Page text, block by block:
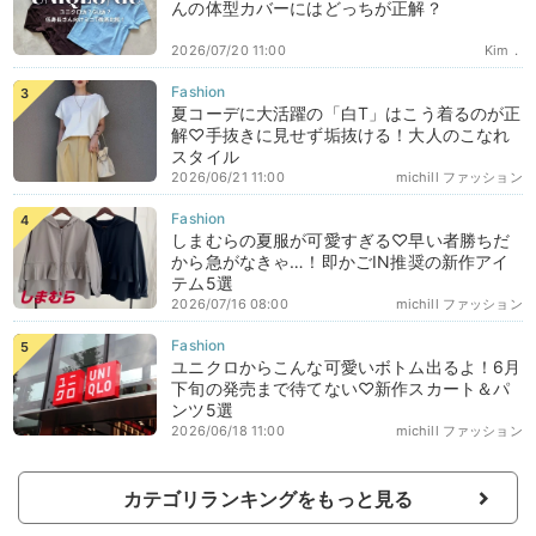
んの体型カバーにはどっちが正解？
Kim．
2026/07/20 11:00
夏コーデに大活躍の「白T」はこう着るのが正
解♡手抜きに見せず垢抜ける！大人のこなれ
スタイル
michill ファッション
2026/06/21 11:00
しまむらの夏服が可愛すぎる♡早い者勝ちだ
から急がなきゃ…！即かごIN推奨の新作アイ
テム5選
michill ファッション
2026/07/16 08:00
ユニクロからこんな可愛いボトム出るよ！6月
下旬の発売まで待てない♡新作スカート＆パ
ンツ5選
michill ファッション
2026/06/18 11:00
カテゴリランキングをもっと見る